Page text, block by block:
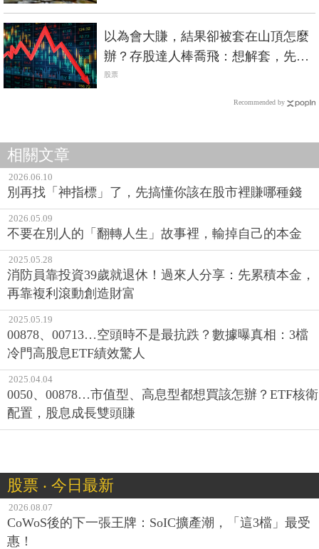
以為會大賺，結果卻被套在山頂怎麼
辦？存股達人棒喬飛：想解套，先看
你對公司的了解
股票
Recommended by
相關文章
2026.06.10
別再找「神指標」了，先搞懂你該在股市裡賺哪種錢
2026.05.09
不要在別人的「翻轉人生」故事裡，輸掉自己的本金
2025.05.28
消防員靠投資39歲就退休！過來人分享：先累積本金，
再靠複利滾動創造財富
2025.05.19
00878、00713…空頭時不是最抗跌？數據曝真相：3檔
冷門高股息ETF績效驚人
2025.04.04
0050、00878…市值型、高息型都想買該怎辦？ETF核衛
配置，股息成長雙頭賺
股票 ‧ 今日最新
2026.08.07
CoWoS後的下一張王牌：SoIC擴產潮，「這3檔」最受
惠！